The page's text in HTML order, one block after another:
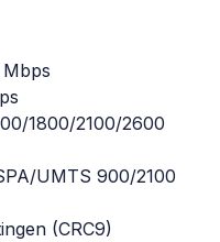
1800/2100/2600
UMTS 900/2100
(CRC9)